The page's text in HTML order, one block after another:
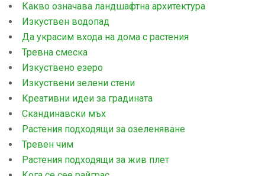
Какво означава ландшафтна архитектура
Изкуствен водопад
Да украсим входа на дома с растения
Тревна смеска
Изкуствено езеро
Изкуствени зелени стени
Креативни идеи за градината
Скандинавски мъх
Растения подходящи за озеленяване
Тревен чим
Растения подходящи за жив плет